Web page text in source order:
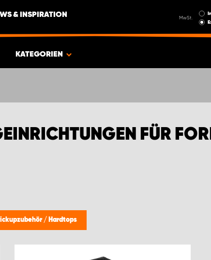
& INSPIRATION MwSt.
FÜR FORD TRANSIT TRANSPORTER
KATEGORIEN
FÜR
/ Hardtops